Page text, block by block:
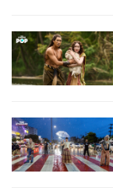
ระดับสูงที่ยาวนาน
จำเป็น
จากข้างต้น สถาน
ต่อแนวโน้มการปรั
BOE ในเดือนมิถุ
เศรษฐกิจ เงินเฟ้
กลางแต่ละแห่งที่ก